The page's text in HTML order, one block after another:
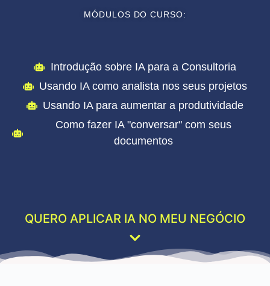
MÓDULOS DO CURSO:
Introdução sobre IA para a Consultoria
Usando IA como analista nos seus projetos
Usando IA para aumentar a produtividade
Como fazer IA "conversar" com seus
documentos
QUERO APLICAR IA NO MEU NEGÓCIO